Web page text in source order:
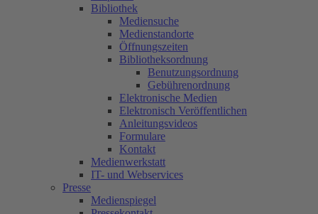
Bibliothek
Mediensuche
Medienstandorte
Öffnungszeiten
Bibliotheksordnung
Benutzungsordnung
Gebührenordnung
Elektronische Medien
Elektronisch Veröffentlichen
Anleitungsvideos
Formulare
Kontakt
Medienwerkstatt
IT- und Webservices
Presse
Medienspiegel